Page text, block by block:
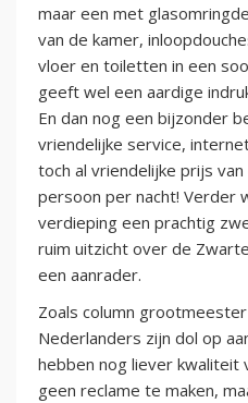
maar een met
van de kamer,
vloer en toiletten in een
geeft wel een aardige
En dan nog een bijzonder
vriendelijke service,
toch al vriendelijke prijs
persoon per nacht! Verder
verdieping een prachtig
ruim uitzicht over de
een aanrader.
Zoals column
Nederlanders zijn dol op
hebben nog liever kwaliteit
geen reclame te maken,